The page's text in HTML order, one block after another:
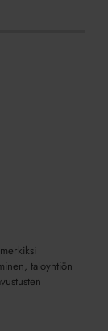
taloyhtiön